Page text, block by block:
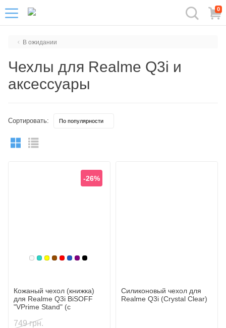
0
В ожидании
Чехлы для Realme Q3i и
аксессуары
Сортировать:
Белый
Бирюзовый
Желтый
Коричневый
Красный
Синий, темный
Фиолетовый, темный
Черный
-26%
Кожаный чехол (книжка)
для Realme Q3i BiSOFF
"VPrime Stand" (с
749 грн.
Силиконовый чехол для
Realme Q3i (Crystal Clear)